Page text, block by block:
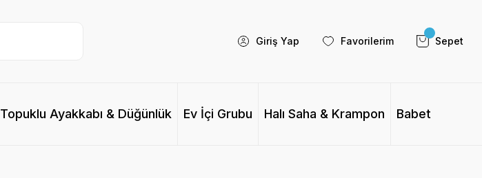
Giriş Yap Favorilerim Sepet
Topuklu Ayakkabı & Düğünlük Ev İçi Grubu Halı Saha & Krampon Babet